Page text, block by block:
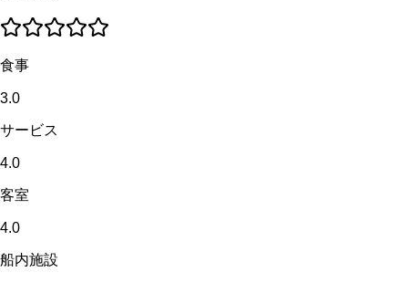
食事
3.0
サービス
4.0
客室
4.0
船内施設